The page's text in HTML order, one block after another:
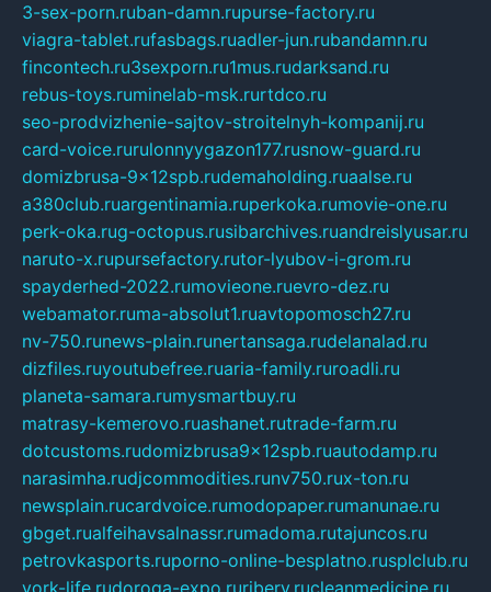
3-sex-porn.ruban-damn.rupurse-factory.ru
viagra-tablet.rufasbags.ruadler-jun.rubandamn.ru
fincontech.ru3sexporn.ru1mus.rudarksand.ru
rebus-toys.ruminelab-msk.rurtdco.ru
seo-prodvizhenie-sajtov-stroitelnyh-kompanij.ru
card-voice.rurulonnyygazon177.rusnow-guard.ru
domizbrusa-9x12spb.rudemaholding.ruaalse.ru
a380club.ruargentinamia.ruperkoka.rumovie-one.ru
perk-oka.rug-octopus.rusibarchives.ruandreislyusar.ru
naruto-x.rupursefactory.rutor-lyubov-i-grom.ru
spayderhed-2022.rumovieone.ruevro-dez.ru
webamator.ruma-absolut1.ruavtopomosch27.ru
nv-750.runews-plain.runertansaga.rudelanalad.ru
dizfiles.ruyoutubefree.ruaria-family.ruroadli.ru
planeta-samara.rumysmartbuy.ru
matrasy-kemerovo.ruashanet.rutrade-farm.ru
dotcustoms.rudomizbrusa9x12spb.ruautodamp.ru
narasimha.rudjcommodities.runv750.rux-ton.ru
newsplain.rucardvoice.rumodopaper.rumanunae.ru
gbget.rualfeihavsalnassr.rumadoma.rutajuncos.ru
petrovkasports.ruporno-online-besplatno.rusplclub.ru
york-life.rudoroga-expo.ruribery.rucleanmedicine.ru